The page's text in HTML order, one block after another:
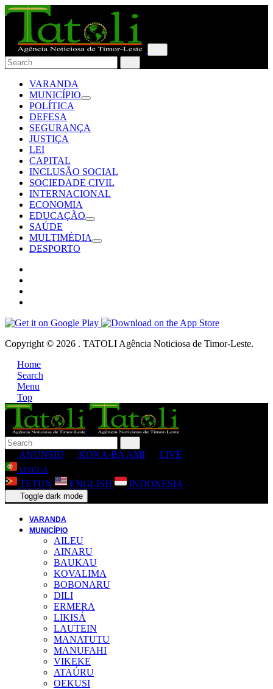
VARANDA
MUNICÍPIO
POLÍTICA
DEFESA
SEGURANÇA
JUSTIÇA
LEI
CAPITAL
INCLUSÃO SOCIAL
SOCIEDADE CIVIL
INTERNACIONAL
ECONOMIA
EDUCAÇÃO
SAÚDE
MULTIMÉDIA
DESPORTO
Copyright © 2026 . TATOLI Agência Noticiosa de Timor-Leste.
Home
Search
Menu
Top
ANUNSIU KONA-BA AMI LIVE
LINGUA
TETUN ENGLISH INDONESIA
Toggle dark mode
VARANDA
MUNICÍPIO
AILEU
AINARU
BAUKAU
KOVALIMA
BOBONARU
DILI
ERMERA
LIKISÁ
LAUTEIN
MANATUTU
MANUFAHI
VIKEKE
ATAÚRU
OEKUSI